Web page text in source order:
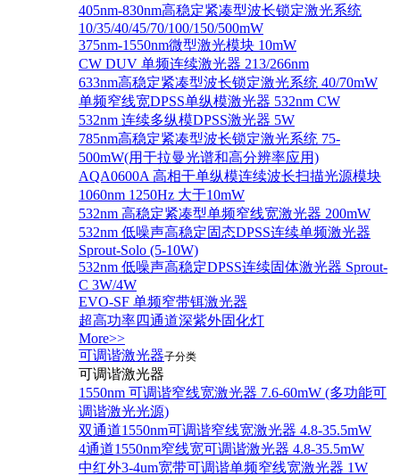
405nm-830nm高稳定紧凑型波长锁定激光系统
10/35/40/45/70/100/150/500mW
375nm-1550nm微型激光模块 10mW
CW DUV 单频连续激光器 213/266nm
633nm高稳定紧凑型波长锁定激光系统 40/70mW
单频窄线宽DPSS单纵模激光器 532nm CW
532nm 连续多纵模DPSS激光器 5W
785nm高稳定紧凑型波长锁定激光系统 75-
500mW(用于拉曼光谱和高分辨率应用)
AQA0600A 高相干单纵模连续波长扫描光源模块
1060nm 1250Hz 大于10mW
532nm 高稳定紧凑型单频窄线宽激光器 200mW
532nm 低噪声高稳定固态DPSS连续单频激光器
Sprout‐Solo (5-10W)
532nm 低噪声高稳定DPSS连续固体激光器 Sprout-
C 3W/4W
EVO-SF 单频窄带铒激光器
超高功率四通道深紫外固化灯
More>>
可调谐激光器子分类
可调谐激光器
1550nm 可调谐窄线宽激光器 7.6-60mW (多功能可
调谐激光光源)
双通道1550nm可调谐窄线宽激光器 4.8-35.5mW
4通道1550nm窄线宽可调谐激光器 4.8-35.5mW
中红外3-4um宽带可调谐单频窄线宽激光器 1W